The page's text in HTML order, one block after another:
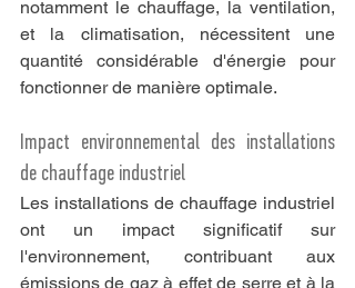
notamment le chauffage, la ventilation,
et la climatisation, nécessitent une
quantité considérable d'énergie pour
fonctionner de manière optimale.
Impact environnemental des installations
de chauffage industriel
Les installations de chauffage industriel
ont un impact significatif sur
l'environnement, contribuant aux
émissions de gaz à effet de serre et à la